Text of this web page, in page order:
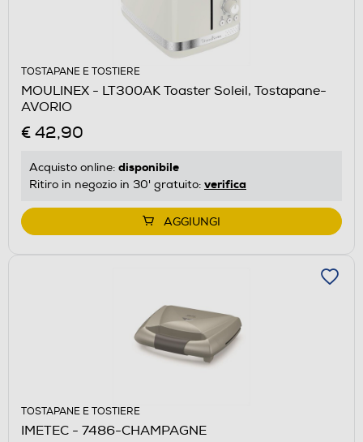
TOSTAPANE E TOSTIERE
MOULINEX - LT300AK Toaster Soleil, Tostapane-
AVORIO
€ 42,90
Acquisto online: disponibile
Ritiro in negozio in 30' gratuito: verifica
AGGIUNGI
TOSTAPANE E TOSTIERE
IMETEC - 7486-CHAMPAGNE